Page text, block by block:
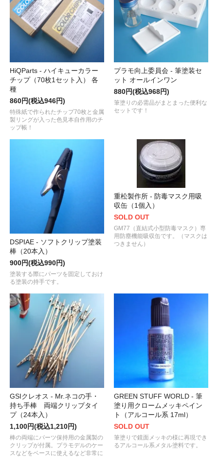
HiQParts - ハイキューカラー
チップ（70枚1セット入） 各
種
860円(税込946円)
特殊紙で作られたチップ70枚と金属
製リングが入った色見本自作用のチ
ップ帳！
プラモ向上委員会 - 筆塗装セ
ット オールインワン
880円(税込968円)
筆塗りの必需品がまとまった便利な
セットです！
DSPIAE - ソフトクリップ塗装
棒（20本入）
900円(税込990円)
塗装する際にパーツを固定しておけ
る塗装の持手です。
重松製作所 - 防毒マスク用吸
収缶（1個入）
SOLD OUT
GM77（直結式小型防毒マスク）専
用防塵機能吸収缶です。（マスクは
つきません）
GSIクレオス - Mr.ネコの手・
持ち手棒 両端クリップタイ
プ（24本入）
1,100円(税込1,210円)
棒の両端にパーツ保持用の金属製の
クリップが付属。プラモデルのケー
スなどをベースに使えるなど非常に
GREEN STUFF WORLD - 筆
塗り用クロームメッキペイン
ト（アルコール系 17ml）
SOLD OUT
筆塗りで鏡面メッキの様に再現でき
るアルコール系メタル塗料です。